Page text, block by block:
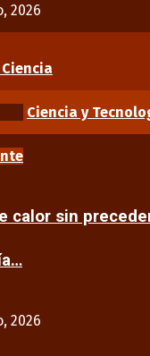
2026
Ciencia y
calor sin
2026